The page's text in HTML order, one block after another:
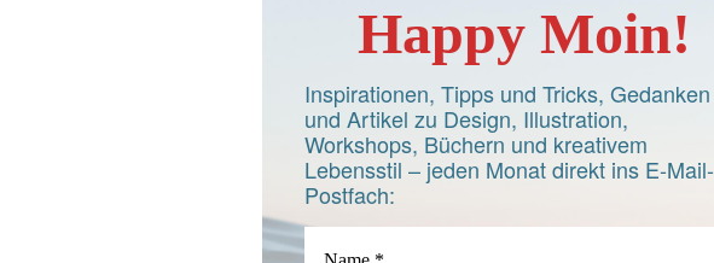
Happy Moin!
Inspirationen, Tipps und Tricks, Gedanken
und Artikel zu Design, Illustration,
Workshops, Büchern und kreativem
Lebensstil – jeden Monat direkt ins E-Mail-
Postfach: